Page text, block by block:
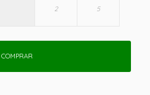
COMPRAR